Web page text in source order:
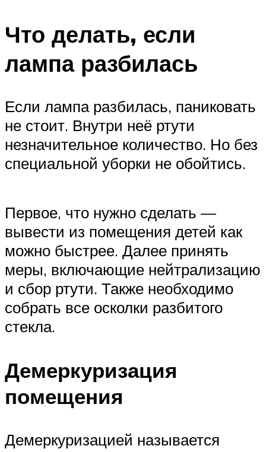
Что делать, если
лампа разбилась
Если лампа разбилась, паниковать
не стоит. Внутри неё ртути
незначительное количество. Но без
специальной уборки не обойтись.
Первое, что нужно сделать —
вывести из помещения детей как
можно быстрее. Далее принять
меры, включающие нейтрализацию
и сбор ртути. Также необходимо
собрать все осколки разбитого
стекла.
Демеркуризация
помещения
Демеркуризацией называется